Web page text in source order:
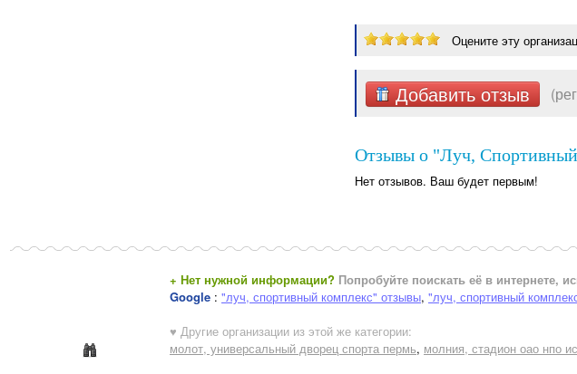
Оцените эту
Добавить отзыв
Отзывы о "Луч,
Нет отзывов. Ваш будет первым!
+ Нет нужной информации? Попробуйте поискать её в интернете,
Google : "луч, спортивный комплекс" отзывы, "луч, спортивный
♥ Другие организации из этой же категории:
молот, универсальный дворец спорта пермь, молния, стадион оао нпо